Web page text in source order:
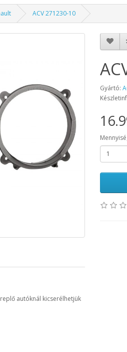
ACV 271230-10
autóknál kicserélhetjük
Gyártó: